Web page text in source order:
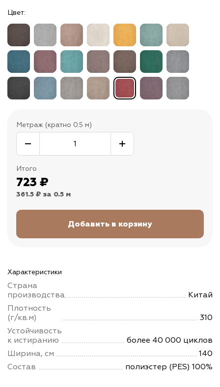
Цвет:
Метраж (кратно 0.5 м)
Итого
723 ₽
361.5 ₽ за 0.5 м
Характеристики
Страна
производства
Китай
Плотность
(г/кв.м)
310
Устойчивость
к истиранию
более 40 000 циклов
Ширина, см
140
Состав
полиэстер (PES) 100%